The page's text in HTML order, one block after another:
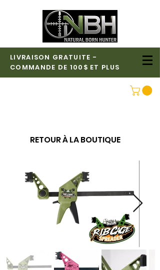
LIVRAISON GRATUITE -
COMMANDE DE 100$ ET PLUS
RETOUR À LA BOUTIQUE